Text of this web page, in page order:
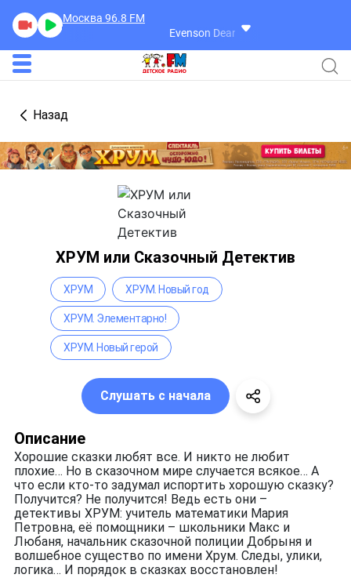
Москва 96.8 FM
Evenson Dean
Sky Touching Earth
Назад
ХРУМ или Сказочный Детектив
Описание
Хорошие сказки любят все. И никто не любит
плохие… Но в сказочном мире случается всякое… А
что если кто-то задумал испортить хорошую сказку?
Получится? Не получится! Ведь есть они –
детективы ХРУМ: учитель математики Мария
Петровна, её помощники – школьники Макс и
Любаня, начальник сказочной полиции Добрыня и
волшебное существо по имени Хрум. Следы, улики,
логика… И порядок в сказках восстановлен!
ХРУМ ХРУМ. Новый год
ХРУМ. Элементарно!
ХРУМ. Новый герой
Слушать с начала